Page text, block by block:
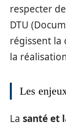
respecter
DTU
régissent la
la
Les
La santé et